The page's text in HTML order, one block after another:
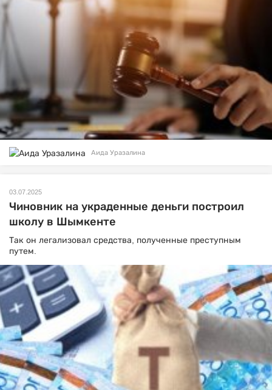
Аида Уразалина
03.07.2025
Чиновник на украденные деньги построил
школу в Шымкенте
Так он легализовал средства, полученные преступным
путем.